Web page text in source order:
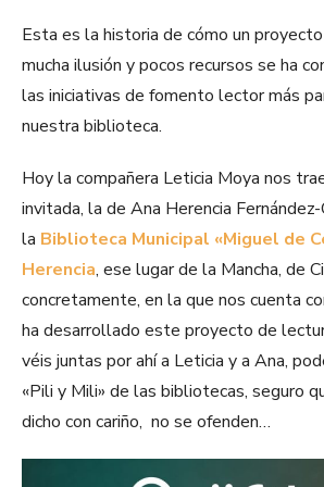
Esta es la historia de cómo un
mucha ilusión y pocos recursos se ha
las iniciativas de fomento lector más
nuestra biblioteca.
Hoy la compañera Leticia Moya nos
invitada, la de Ana Herencia
la Biblioteca Municipal «Miguel de
Herencia, ese lugar de la Mancha, de
concretamente, en la que nos cuenta
ha desarrollado este proyecto de
véis juntas por ahí a Leticia y a Ana,
«Pili y Mili» de las bibliotecas, seguro
dicho con cariño, no se ofenden…